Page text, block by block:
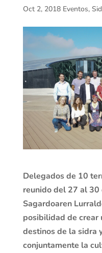
Oct 2, 2018 Eventos,
Delegados de 10
reunido del 27 al
Sagardoaren
posibilidad de crear
destinos de la sidra
conjuntamente la